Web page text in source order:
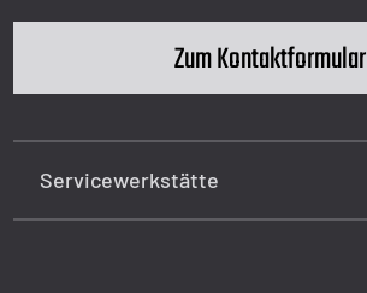
Zum Kontaktformular
Servicewerkstätte